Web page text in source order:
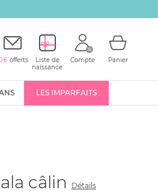
offerts
Liste de
naissance
Compte Panier
LES IMPARFAITS
câlin Détails